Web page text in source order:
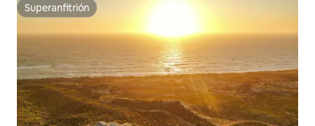
Superanfitrión
Superanfitrión